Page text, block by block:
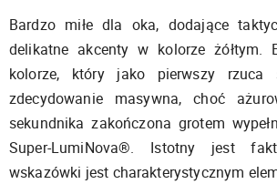
Bardzo miłe dla oka, dodające
delikatne akcenty w kolorze żółtym.
kolorze, który jako pierwszy
zdecydowanie masywna, choć
sekundnika zakończona grotem
Super-LumiNova®. Istotny jest
wskazówki jest charakterystycznym